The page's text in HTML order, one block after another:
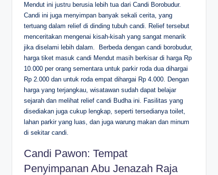
Mendut ini justru berusia lebih tua dari Candi Borobudur.
Candi ini juga menyimpan banyak sekali cerita, yang
tertuang dalam relief di dinding tubuh candi. Relief tersebut
menceritakan mengenai kisah-kisah yang sangat menarik
jika diselami lebih dalam.
Berbeda dengan candi borobudur,
harga tiket masuk candi Mendut masih berkisar di harga Rp
10.000 per orang sementara untuk parkir roda dua dihargai
Rp 2.000 dan untuk roda empat dihargai Rp 4.000. Dengan
harga yang terjangkau, wisatawan sudah dapat belajar
sejarah dan melihat relief candi Budha ini. Fasilitas yang
disediakan juga cukup lengkap, seperti tersedianya toilet,
lahan parkir yang luas, dan juga warung makan dan minum
di sekitar candi.
Candi Pawon: Tempat
Penyimpanan Abu Jenazah Raja